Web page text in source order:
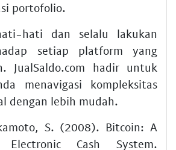
portofolio.
hati dan selalu lakukan
setiap platform yang
JualSaldo.com hadir untuk
menavigasi kompleksitas
dengan lebih mudah.
S. (2008). Bitcoin: A
Electronic Cash System.